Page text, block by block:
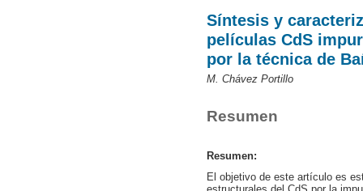
Síntesis y
películas CdS
por la técnica de
M. Chávez Portillo
Resumen
Resumen:
El objetivo de este artículo es